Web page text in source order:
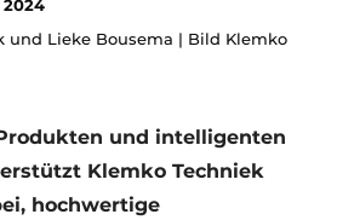
Erklärung
registrieren
2024
und Lieke Bousema | Bild Klemko
und intelligenten
Klemko Techniek
hochwertige